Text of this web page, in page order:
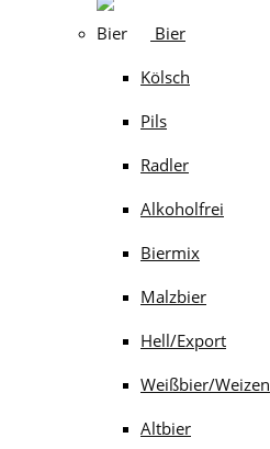
Bier
Kölsch
Pils
Radler
Alkoholfrei
Biermix
Malzbier
Hell/Export
Weißbier/Weizen
Altbier